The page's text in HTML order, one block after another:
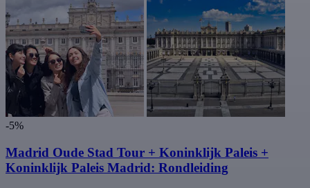
-5%
Madrid Oude Stad Tour + Koninklijk Paleis +
Koninklijk Paleis Madrid: Rondleiding